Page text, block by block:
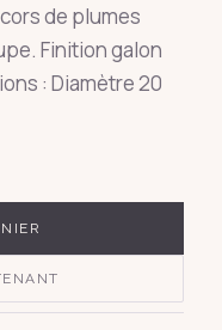
de plumes
Finition galon
: Diamètre 20